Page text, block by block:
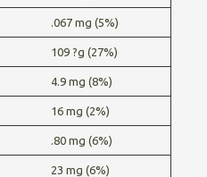
.067 mg (5%)
109 ?g (27%)
4.9 mg (8%)
16 mg (2%)
.80 mg (6%)
23 mg (6%)